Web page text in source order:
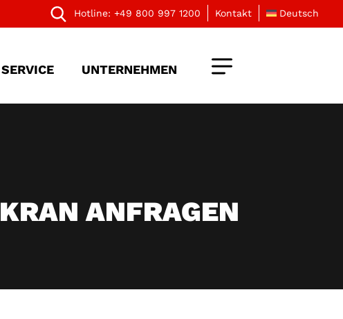
Hotline: +49 800 997 1200 Kontakt Deutsch
SERVICE UNTERNEHMEN
KRAN ANFRAGEN